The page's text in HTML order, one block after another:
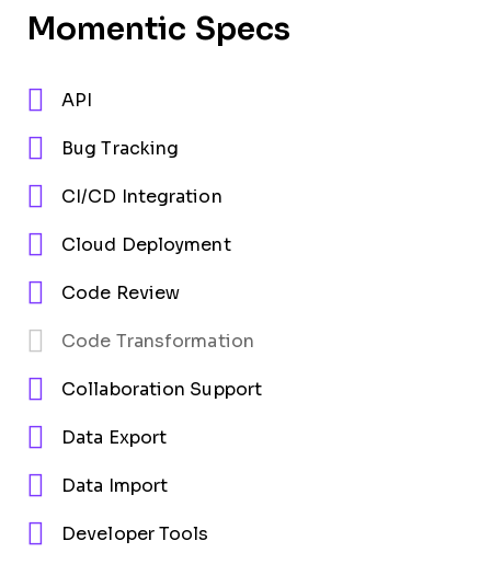
Momentic Specs
API
Bug Tracking
CI/CD Integration
Cloud Deployment
Code Review
Code Transformation
Collaboration Support
Data Export
Data Import
Developer Tools